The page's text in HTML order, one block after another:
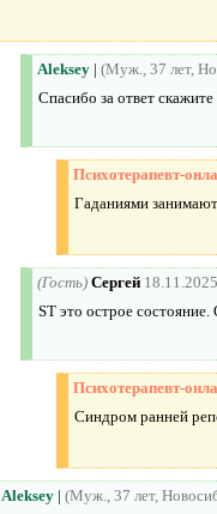
Aleksey | (Муж., 37 лет,
Спасибо за ответ
Психотерапевт-
Гаданиями
(Гость) Сергей
ST это острое
Психотерапевт-
Синдром ранней
Aleksey | (Муж., 37 лет,